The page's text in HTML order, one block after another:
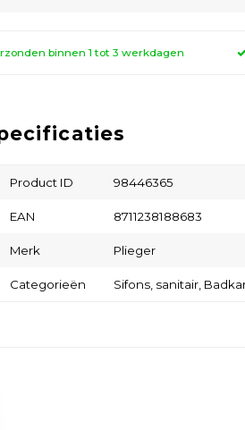
binnen 1 tot 3 werkdagen
Product ID 98446365
EAN 8711238188683
Merk Plieger
Categorieën Sifons, sanitair,